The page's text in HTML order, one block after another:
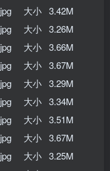
大小 3.42M
大小 3.26M
大小 3.66M
大小 3.67M
大小 3.29M
大小 3.34M
大小 3.51M
大小 3.67M
大小 3.25M